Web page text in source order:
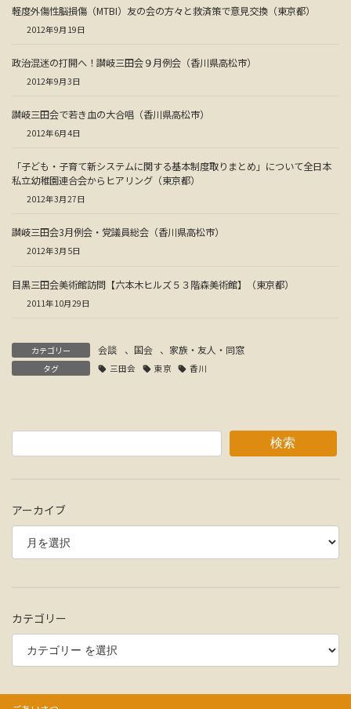
軽度外傷性脳損傷（MTBI）友の会の方々と救済策で意見交換（東京都）
2012年9月19日
政治混迷の打開へ！讃岐三田会９月例会（香川県高松市）
2012年9月3日
讃岐三田会で若き血の大合唱（香川県高松市）
2012年6月4日
「子ども・子育て新システムに関する基本制度取りまとめ」について全日本
私立幼稚園連合会からヒアリング（東京都）
2012年3月27日
讃岐三田会3月例会・党議員総会（香川県高松市）
2012年3月5日
目黒三田会美術館訪問【六本木ヒルズ５３階森美術館】（東京都）
2011年10月29日
カテゴリー 会談 、 国会 、 家族・友人・同窓
タグ 三田会 東京 香川
検索
アーカイブ
カテゴリー